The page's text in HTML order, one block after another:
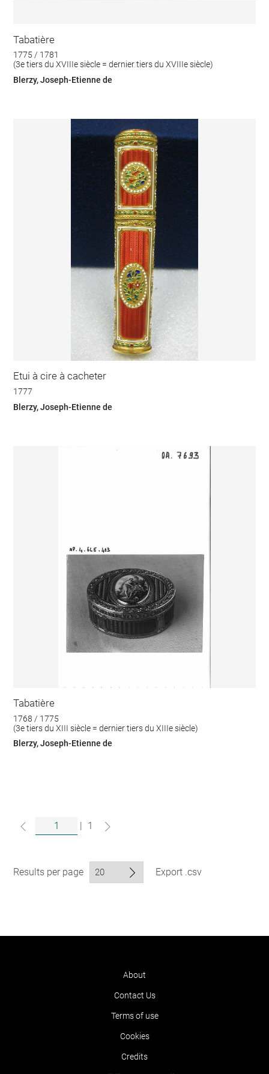
Tabatière
1775 / 1781
(3e tiers du XVIIIe siècle = dernier tiers du XVIIIe siècle)
Blerzy, Joseph-Etienne de
Etui à cire à cacheter
1777
Blerzy, Joseph-Etienne de
Tabatière
1768 / 1775
(3e tiers du XIII siècle = dernier tiers du XIIIe siècle)
Blerzy, Joseph-Etienne de
1
Results per page Export .csv
About
Contact Us
Terms of use
Cookies
Credits